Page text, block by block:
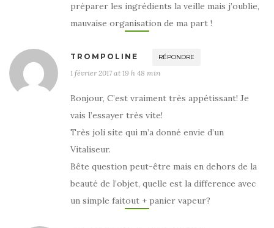
préparer les ingrédients la veille mais j’oublie,
mauvaise organisation de ma part !
TROMPOLINE RÉPONDRE
1 février 2017 at 19 h 48 min
Bonjour, C’est vraiment très appétissant! Je
vais l’essayer très vite!
Très joli site qui m’a donné envie d’un
Vitaliseur.
Bête question peut-être mais en dehors de la
beauté de l’objet, quelle est la difference avec
un simple faitout + panier vapeur?